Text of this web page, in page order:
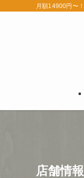
月額14900円〜
店舗情報